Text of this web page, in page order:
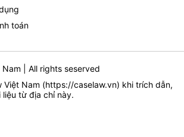
toán
| All rights seserved
Việt Nam (https://caselaw.vn) khi trích dẫn,
từ địa chỉ này.